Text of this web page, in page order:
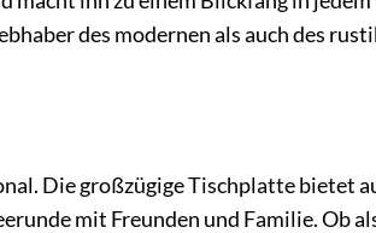
des modernen als auch des
Die großzügige Tischplatte bietet
mit Freunden und Familie. Ob